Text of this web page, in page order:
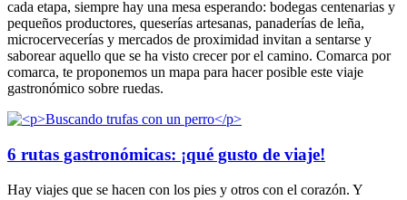
cada etapa, siempre hay una mesa esperando: bodegas centenarias y
pequeños productores, queserías artesanas, panaderías de leña,
microcervecerías y mercados de proximidad invitan a sentarse y
saborear aquello que se ha visto crecer por el camino. Comarca por
comarca, te proponemos un mapa para hacer posible este viaje
gastronómico sobre ruedas.
6 rutas gastronómicas: ¡qué gusto de viaje!
Hay viajes que se hacen con los pies y otros con el corazón. Y